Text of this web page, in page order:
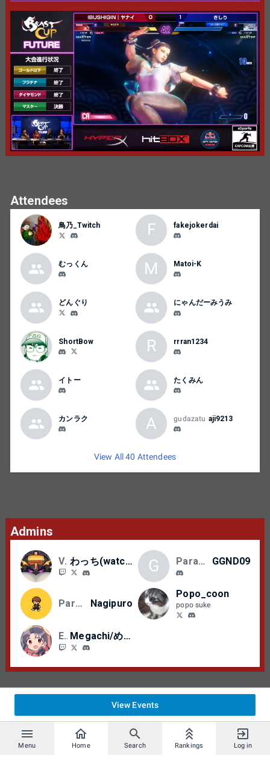
Menu Home Search Rankings Log in
【参加資格】
国内在住で日本語での意思疎通が可能な方。
【注意事項】
過去一ヶ月程度の期間においてランク戦を行
っていないプレイヤーは、”必ず”ランク戦を行
ってください。適正なリーグポイントを元に
トーナメントを行いたいと考えております。
ランクマッチの直近勝率がとても高い、ラン
クマッチよりもバトルハブやカスタムルーム
でのプレイ時間が多いなど、エントリーした
ランク帯よりも実力が高いと運営が独自に判
断した場合はランク制限のない無差別帯への
エントリーを誘導させていただく場合がござ
います。(その際はDiscordにてご連絡いたしま
す)
大会進行はStart.gg内で行います。ご自身の次
の試合の対戦カード画面を開いてお待ちくだ
さい。また、Discordを使用し大会進行やアナ
ウンスをすることもありますので、大会期間
中は両方を必ず見れる状態でのご参加をお願
いします。
大会の模様はTwitchにて配信予定です。 配信
内で大会進行についてアナウンスを行う場合
もありますので可能な限り配信をご覧くださ
い。 今大会は運営からの全試合配信の予定は
の機能や招待等の操作方法をご確認くださ
い。
ゲーム内設定で「クロスプレイのOFF」や「招
待受け取りのOFF」「ブラックリスト」等によ
り対戦が成立しないことが考えられますの
で、これらの各種設定にはご注意ください。
【大会の映像配信について】
は問題ございません。大会を一緒に盛り上げ
ていただけたらと思います。
【各種掲載について】
Attendees
鳥乃_Twitch F fakejokerdai
むっくん M Matoi-K
どんぐり にゃんだーみうみ
ShortBow R rrran1234
イトー たくみん
カンラク A gudazatu aji9213
View All 40 Attendees
Admins
VGBC わっち(watch) G Paradise GGND09
Paradise Nagipuro
Popo_coon
popo suke
EGS Megachi/めがちー
View Events